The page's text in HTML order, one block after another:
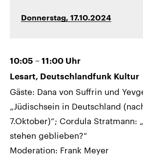
Donnerstag, 17.10.2024
10:05 – 11:00 Uhr
Lesart, Deutschlandfunk Kultur
Gäste: Dana von Suffrin und
„Jüdischsein in Deutschland
7.Oktober)“; Cordula Stratmann:
stehen geblieben?“
Moderation: Frank Meyer